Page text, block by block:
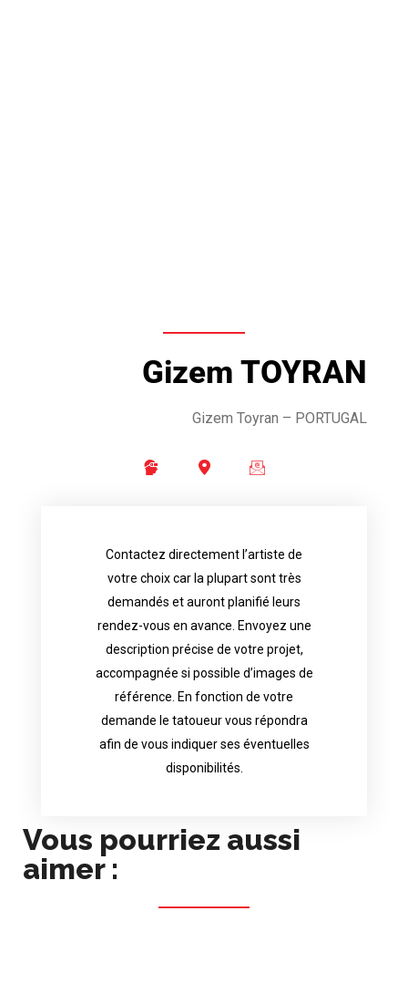
Gizem TOYRAN
Gizem Toyran – PORTUGAL
Contactez directement l’artiste de
votre choix car la plupart sont très
demandés et auront planifié leurs
rendez-vous en avance. Envoyez une
description précise de votre projet,
accompagnée si possible d’images de
référence. En fonction de votre
demande le tatoueur vous répondra
afin de vous indiquer ses éventuelles
disponibilités.
Contact directly the artist of your
choice because most are in great
appointments in advance. Send an
accurate description of your project, if
possible attached with reference
images. Depending your request, the
tattoo artist will answer to tell you his
Vous pourriez aussi
aimer :